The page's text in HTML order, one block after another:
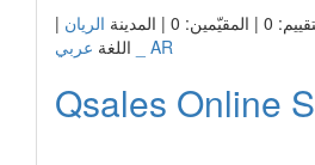
الريان |
اللغة عربي _ AR
Qsales Online